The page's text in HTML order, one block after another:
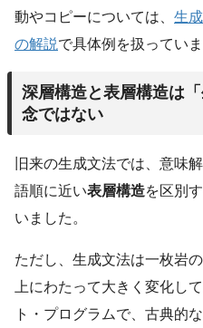
動やコピーについては、 生
の解説で具体例を扱っていま
深層構造と表層構造は
念ではない
旧来の生成文法では、意味
語順に近い表層構造を区別
いました。
ただし、生成文法は一枚岩
上にわたって大きく変化し
ト・プログラムで、古典的